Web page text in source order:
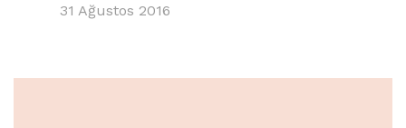
31 Ağustos 2016